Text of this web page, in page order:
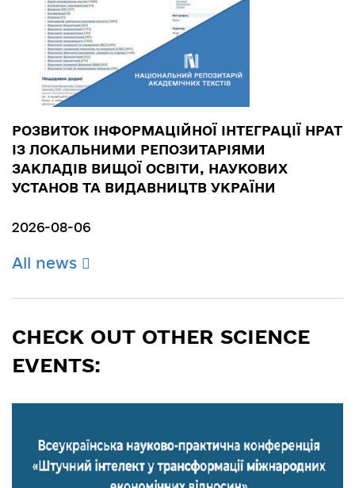
РОЗВИТОК ІНФОРМАЦІЙНОЇ ІНТЕГРАЦІЇ НРАТ
ІЗ ЛОКАЛЬНИМИ РЕПОЗИТАРІЯМИ
ЗАКЛАДІВ ВИЩОЇ ОСВІТИ, НАУКОВИХ
УСТАНОВ ТА ВИДАВНИЦТВ УКРАЇНИ
2026-08-06
All news
CHECK OUT OTHER SCIENCE
EVENTS: